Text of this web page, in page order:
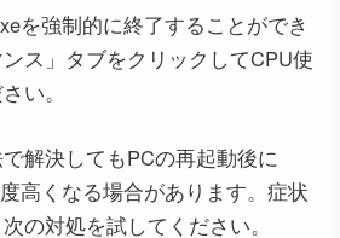
を強制的に終了することができ
ス」タブをクリックしてCPU使
い。
解決してもPCの再起動後に
高くなる場合があります。症状
の対処を試してください。